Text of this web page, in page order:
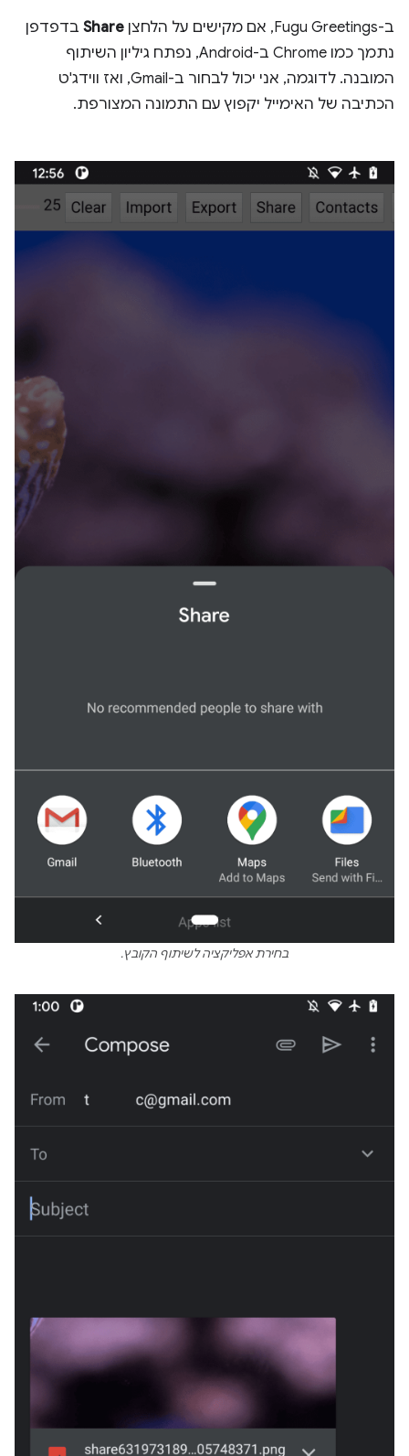
ב-Fugu Greetings, אם מקישים על הלחצן Share בדפדפן
נתמך כמו Chrome ב-Android, נפתח גיליון השיתוף
המובנה. לדוגמה, אני יכול לבחור ב-Gmail, ואז ווידג'ט
הכתיבה של האימייל יקפוץ עם התמונה המצורפת.
בחירת אפליקציה לשיתוף הקובץ.